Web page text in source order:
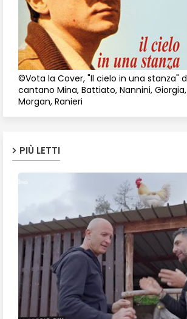
©Vota la Cover, "Il cielo in una stanza"
cantano Mina, Battiato, Nannini,
Morgan, Ranieri
PIÙ LETTI